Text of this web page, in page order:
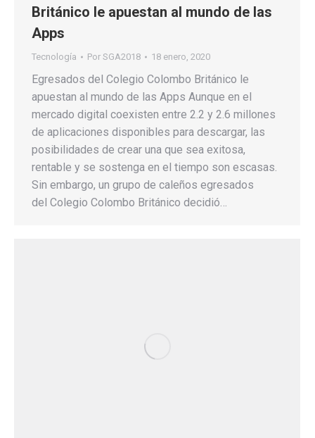
Británico le apuestan al mundo de las
Apps
Tecnología Por SGA2018 18 enero, 2020
Egresados del Colegio Colombo Británico le
apuestan al mundo de las Apps Aunque en el
mercado digital coexisten entre 2.2 y 2.6 millones
de aplicaciones disponibles para descargar, las
posibilidades de crear una que sea exitosa,
rentable y se sostenga en el tiempo son escasas.
Sin embargo, un grupo de caleños egresados
del Colegio Colombo Británico decidió…